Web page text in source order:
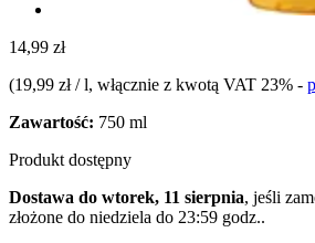
14,99 zł
(19,99 zł / l, włącznie z kwotą VAT 23% -
Zawartość: 750 ml
Produkt dostępny
Dostawa do wtorek, 11 sierpnia, jeśli
złożone do niedziela do 23:59 godz..